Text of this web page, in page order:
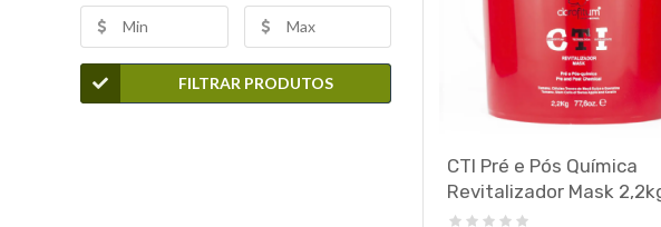
FILTRAR PRODUTOS
CTI Pré e Pós Química
Revitalizador Mask